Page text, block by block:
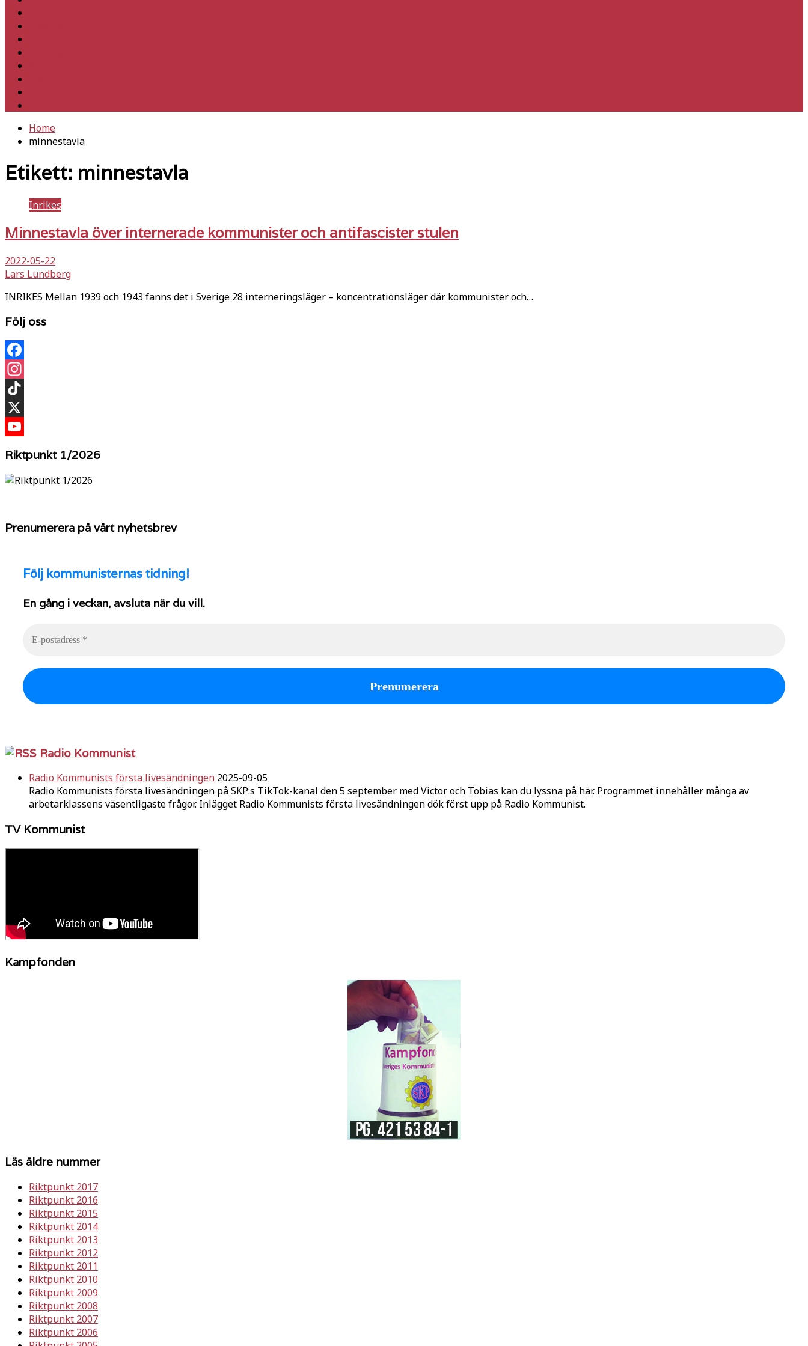
Home
minnestavla
Etikett: minnestavla
Inrikes
Minnestavla över internerade kommunister och antifascister stulen
2022-05-22
Lars Lundberg
INRIKES Mellan 1939 och 1943 fanns det i Sverige 28 interneringsläger – koncentrationsläger där kommunister och…
Följ oss
Facebook
Instagram
TikTok
X
Riktpunkt 1/2026
Prenumerera på vårt nyhetsbrev
Följ kommunisternas tidning!
En gång i veckan, avsluta när du vill.
Radio Kommunist
Radio Kommunists första livesändningen 2025-09-05
Radio Kommunists första livesändningen på SKP:s TikTok-kanal den 5 september med Victor och Tobias kan du lyssna på här. Programmet innehåller många av
arbetarklassens väsentligaste frågor. Inlägget Radio Kommunists första livesändningen dök först upp på Radio Kommunist.
TV Kommunist
Kampfonden
Läs äldre nummer
Riktpunkt 2017
Riktpunkt 2016
Riktpunkt 2015
Riktpunkt 2014
Riktpunkt 2013
Riktpunkt 2012
Riktpunkt 2011
Riktpunkt 2010
Riktpunkt 2009
Riktpunkt 2008
Riktpunkt 2007
Riktpunkt 2006